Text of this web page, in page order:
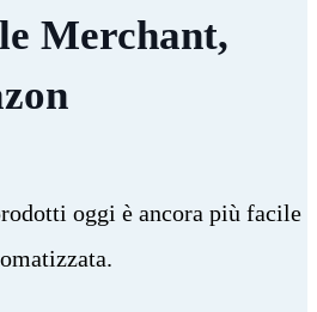
Merchant,
oggi è ancora più facile